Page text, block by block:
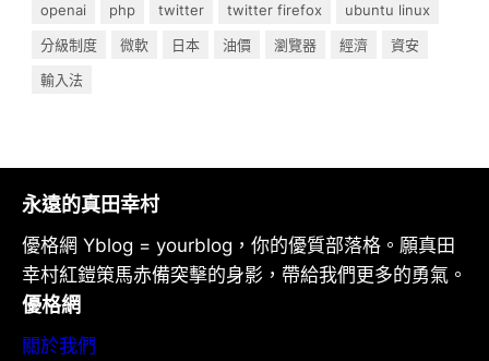
openai
php twitter twitter firefox
ubuntu linux
分級制度
微軟 日本 油價 瀏覽器 經濟
資安
輸入法
永遠的真田幸村
優格網 Yblog = yourblog，你的優質部落格。願真田
幸村紅鎧策馬赤備突擊的身影，帶給我們更多的勇氣。
優格網
關於我們